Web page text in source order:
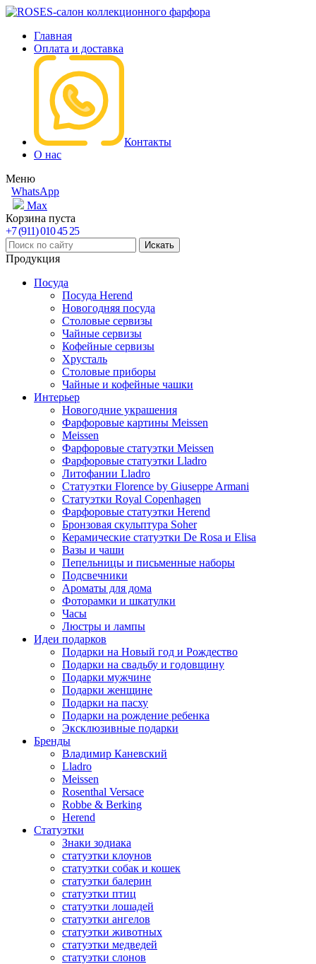
Главная
Оплата и доставка
Контакты
О нас
Меню
WhatsApp
Max
Корзина пуста
+7 (911) 010 45 25
Продукция
Посуда
Посуда Herend
Новогодняя посуда
Столовые сервизы
Чайные сервизы
Кофейные сервизы
Хрусталь
Столовые приборы
Чайные и кофейные чашки
Интерьер
Новогодние украшения
Фарфоровые картины Meissen
Meissen
Фарфоровые статуэтки Meissen
Фарфоровые статуэтки Lladro
Литофании Lladro
Статуэтки Florence by Giuseppe Armani
Статуэтки Royal Copenhagen
Фарфоровые статуэтки Herend
Бронзовая скульптура Soher
Керамические статуэтки De Rosa и Elisa
Вазы и чаши
Пепельницы и письменные наборы
Подсвечники
Ароматы для дома
Фоторамки и шкатулки
Часы
Люстры и лампы
Идеи подарков
Подарки на Новый год и Рождество
Подарки на свадьбу и годовщину
Подарки мужчине
Подарки женщине
Подарки на пасху
Подарки на рождение ребенка
Эксклюзивные подарки
Бренды
Владимир Каневский
Lladro
Meissen
Rosenthal Versace
Robbe & Berking
Herend
Статуэтки
Знаки зодиака
статуэтки клоунов
статуэтки собак и кошек
статуэтки балерин
статуэтки птиц
статуэтки лошадей
статуэтки ангелов
статуэтки животных
статуэтки медведей
статуэтки слонов